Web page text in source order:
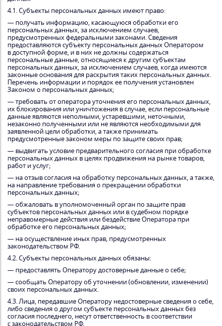
4.1. Субъекты персональных данных имеют право:
— получать информацию, касающуюся обработки его
персональных данных, за исключением случаев,
предусмотренных федеральными законами. Сведения
предоставляются субъекту персональных данных Оператором
в доступной форме, и в них не должны содержаться
персональные данные, относящиеся к другим субъектам
персональных данных, за исключением случаев, когда имеются
законные основания для раскрытия таких персональных данных.
Перечень информации и порядок ее получения установлен
Законом о персональных данных;
— требовать от оператора уточнения его персональных данных,
их блокирования или уничтожения в случае, если персональные
данные являются неполными, устаревшими, неточными,
незаконно полученными или не являются необходимыми для
заявленной цели обработки, а также принимать
предусмотренные законом меры по защите своих прав;
— выдвигать условие предварительного согласия при обработке
персональных данных в целях продвижения на рынке товаров,
работ и услуг;
— на отзыв согласия на обработку персональных данных, а также,
на направление требования о прекращении обработки
персональных данных;
— обжаловать в уполномоченный орган по защите прав
субъектов персональных данных или в судебном порядке
неправомерные действия или бездействие Оператора при
обработке его персональных данных;
— на осуществление иных прав, предусмотренных
законодательством РФ.
4.2. Субъекты персональных данных обязаны:
— предоставлять Оператору достоверные данные о себе;
— сообщать Оператору об уточнении (обновлении, изменении)
своих персональных данных.
4.3. Лица, передавшие Оператору недостоверные сведения о себе,
либо сведения о другом субъекте персональных данных без
согласия последнего, несут ответственность в соответствии
с законодательством РФ.